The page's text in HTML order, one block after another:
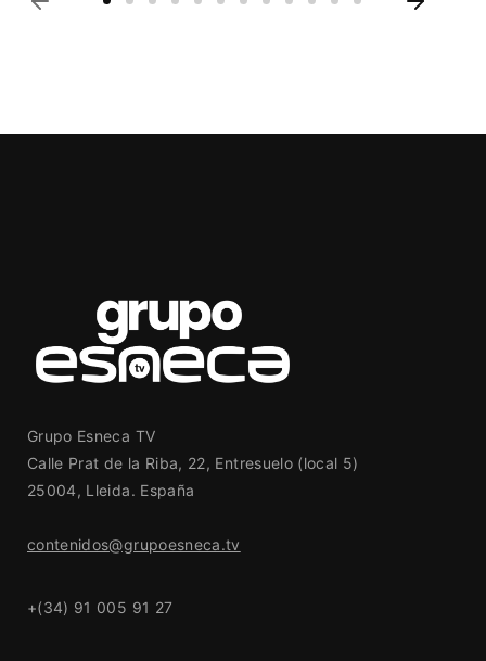
Grupo Esneca TV
Calle Prat de la Riba, 22, Entresuelo (local 5)
25004, Lleida. España
contenidos@grupoesneca.tv
+(34) 91 005 91 27